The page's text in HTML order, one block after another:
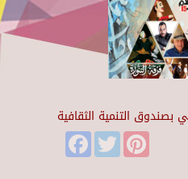
بصندوق التنمية الثقافية
FacebookTwitter